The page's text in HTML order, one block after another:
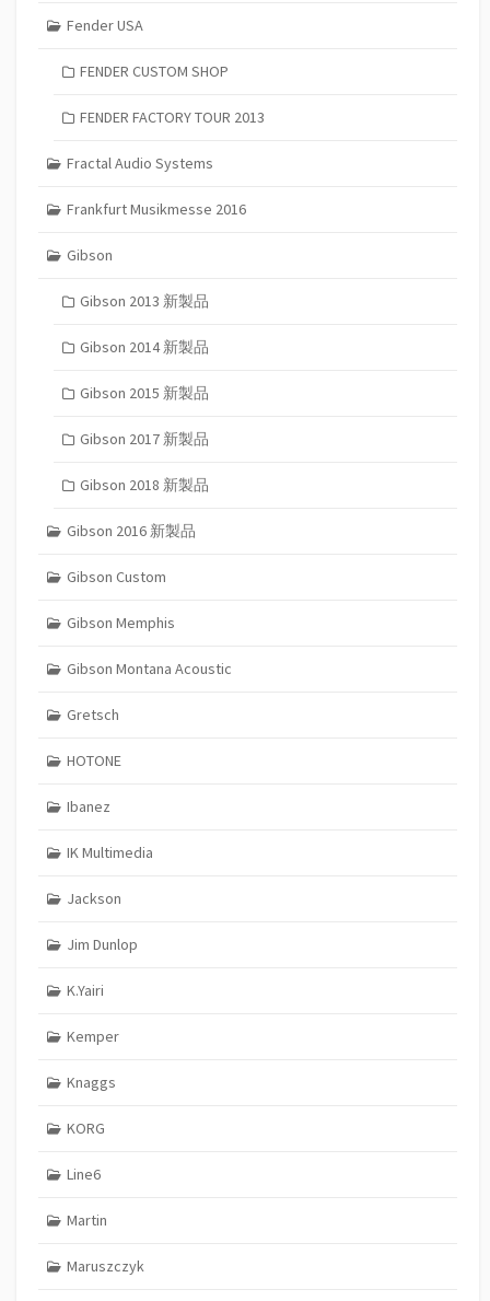
Fender USA
FENDER CUSTOM SHOP
FENDER FACTORY TOUR 2013
Fractal Audio Systems
Frankfurt Musikmesse 2016
Gibson
Gibson 2013 新製品
Gibson 2014 新製品
Gibson 2015 新製品
Gibson 2017 新製品
Gibson 2018 新製品
Gibson 2016 新製品
Gibson Custom
Gibson Memphis
Gibson Montana Acoustic
Gretsch
HOTONE
Ibanez
IK Multimedia
Jackson
Jim Dunlop
K.Yairi
Kemper
Knaggs
KORG
Line6
Martin
Maruszczyk